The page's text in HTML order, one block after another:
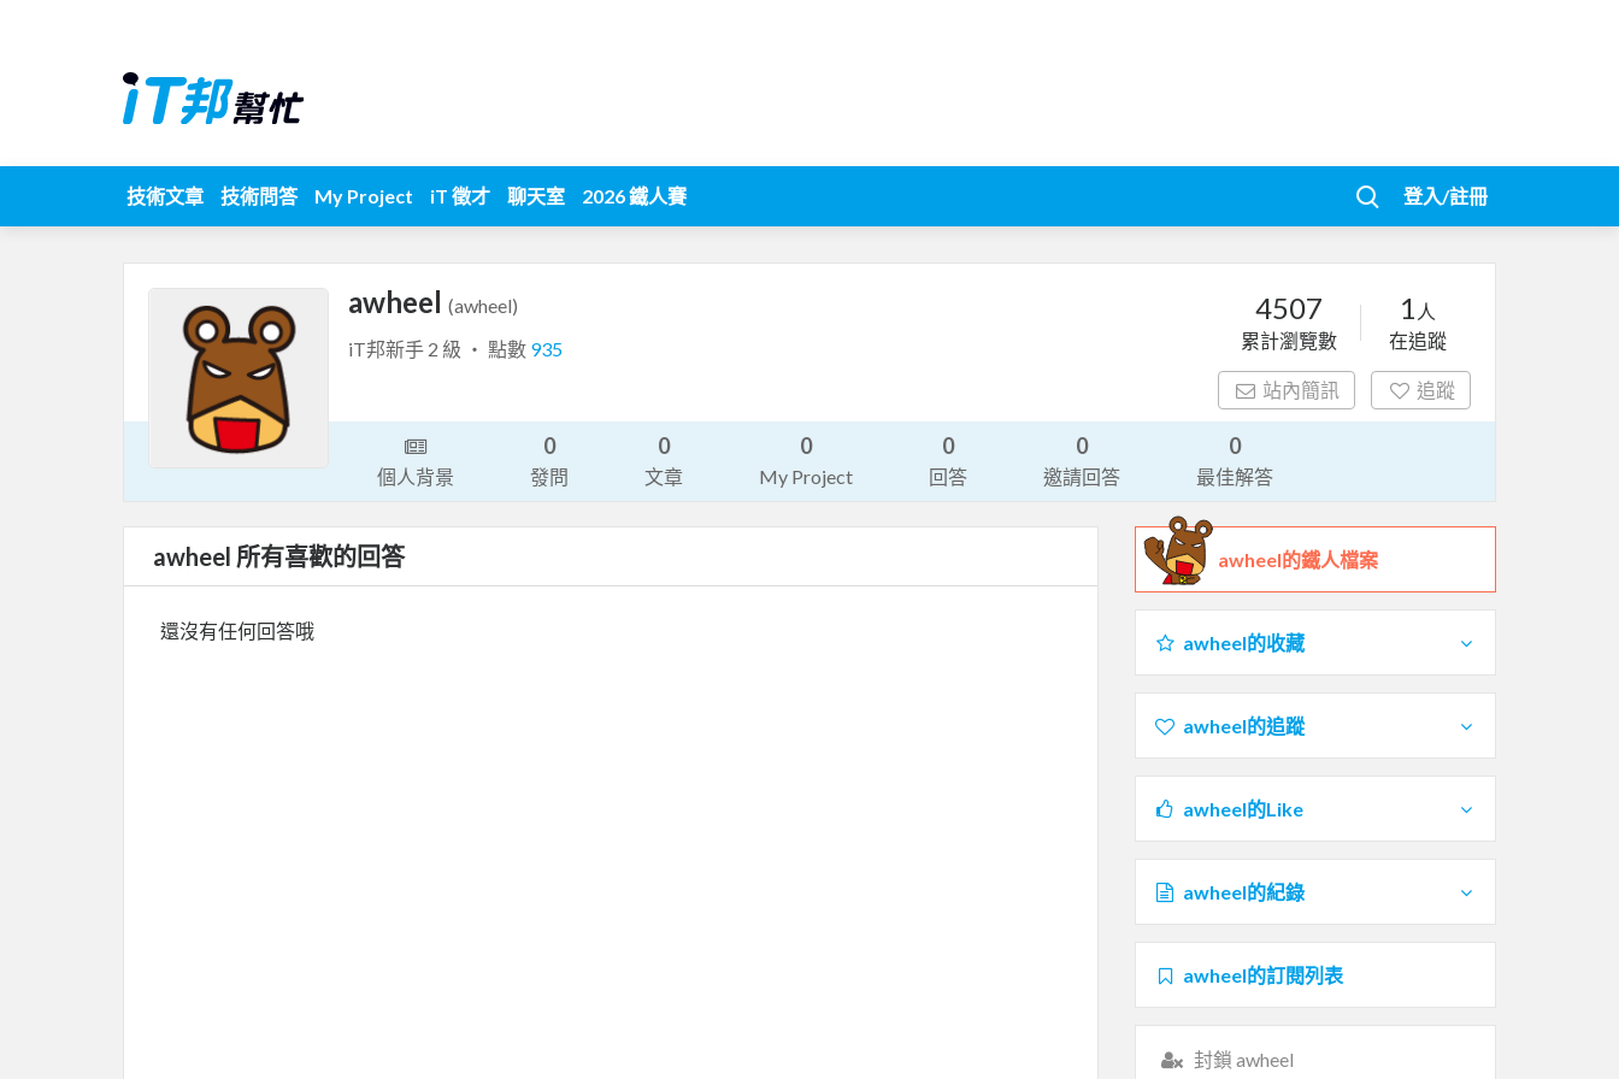
技術文章 技術問答 My Project iT 徵才 聊天室 2026 鐵人賽 登入/註冊
awheel (awheel)
iT邦新手 2 級 ‧ 點數 935
4507
累計瀏覽數
1 人
在追蹤
站內簡訊 追蹤
個人背景
0
發問
0
文章
0
My Project
0
回答
0
邀請回答
0
最佳解答
awheel 所有喜歡的回答
還沒有任何回答哦
awheel的鐵人檔案
awheel的收藏
awheel的追蹤
awheel的Like
awheel的紀錄
awheel的訂閱列表
封鎖 awheel